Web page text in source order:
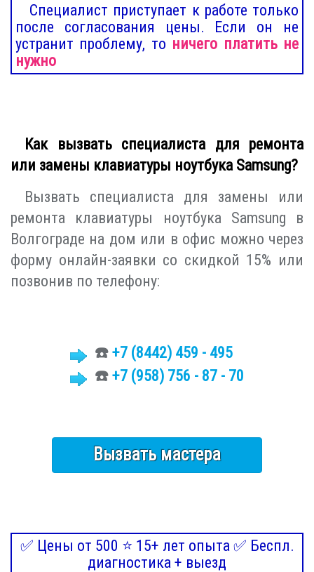
Специалист приступает к работе только
после согласования цены. Если он не
устранит проблему, то ничего платить не
нужно
Как вызвать специалиста для ремонта
или замены клавиатуры ноутбука Samsung?
Вызвать специалиста для замены или
ремонта клавиатуры ноутбука Samsung в
Волгограде на дом или в офис можно через
форму онлайн-заявки со скидкой 15% или
позвонив по телефону:
☎️ +7 (8442) 459 - 495
☎️ +7 (958) 756 - 87 - 70
Вызвать мастера
✅ Цены от 500 ⭐ 15+ лет опыта ✅ Беспл.
диагностика + выезд